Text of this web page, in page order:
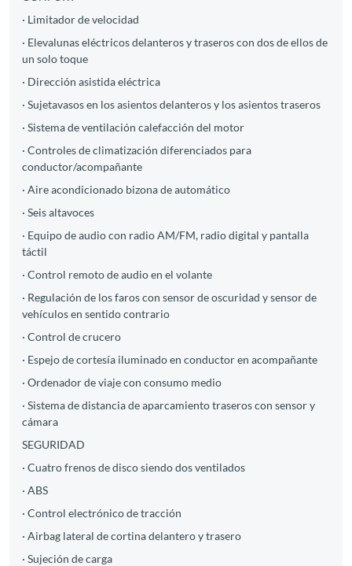
· Limitador de velocidad
· Elevalunas eléctricos delanteros y traseros con dos de ellos de
un solo toque
· Dirección asistida eléctrica
· Sujetavasos en los asientos delanteros y los asientos traseros
· Sistema de ventilación calefacción del motor
· Controles de climatización diferenciados para
conductor/acompañante
· Aire acondicionado bizona de automático
· Seis altavoces
· Equipo de audio con radio AM/FM, radio digital y pantalla
táctil
· Control remoto de audio en el volante
· Regulación de los faros con sensor de oscuridad y sensor de
vehículos en sentido contrario
· Control de crucero
· Espejo de cortesía iluminado en conductor en acompañante
· Ordenador de viaje con consumo medio
· Sistema de distancia de aparcamiento traseros con sensor y
cámara
SEGURIDAD
· Cuatro frenos de disco siendo dos ventilados
· ABS
· Control electrónico de tracción
· Airbag lateral de cortina delantero y trasero
· Sujeción de carga